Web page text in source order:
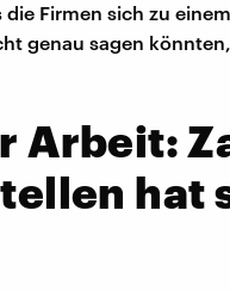
Firmen sich zu
genau sagen
Arbeit:
hat